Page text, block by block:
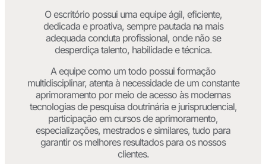
O escritório possui uma equipe ágil, eficiente,
dedicada e proativa, sempre pautada na mais
adequada conduta profissional, onde não se
desperdiça talento, habilidade e técnica.
A equipe como um todo possui formação
multidisciplinar, atenta à necessidade de um constante
aprimoramento por meio de acesso às modernas
tecnologias de pesquisa doutrinária e jurisprudencial,
participação em cursos de aprimoramento,
especializações, mestrados e similares, tudo para
garantir os melhores resultados para os nossos
clientes.